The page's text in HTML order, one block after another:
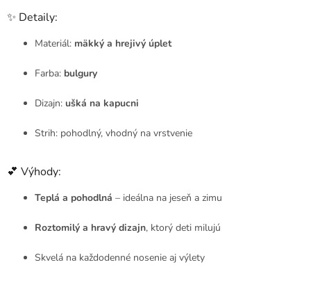
✨ Detaily:
Materiál: mäkký a hrejivý úplet
Farba: bulgury
Dizajn: ušká na kapucni
Strih: pohodlný, vhodný na vrstvenie
💕 Výhody:
Teplá a pohodlná – ideálna na jeseň a zimu
Roztomilý a hravý dizajn, ktorý deti milujú
Skvelá na každodenné nosenie aj výlety